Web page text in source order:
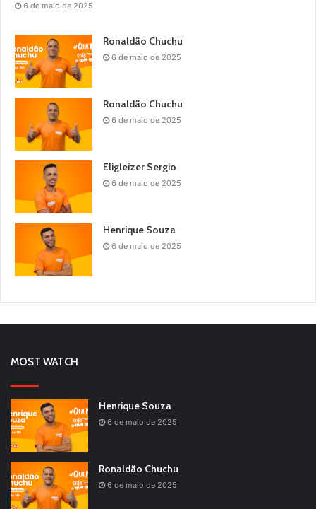
6 de maio de 2025
Ronaldão Chuchu
6 de maio de 2025
Ronaldão Chuchu
6 de maio de 2025
Eligleizer Sergio
6 de maio de 2025
Henrique Souza
6 de maio de 2025
MOST WATCH
Henrique Souza
6 de maio de 2025
Ronaldão Chuchu
6 de maio de 2025